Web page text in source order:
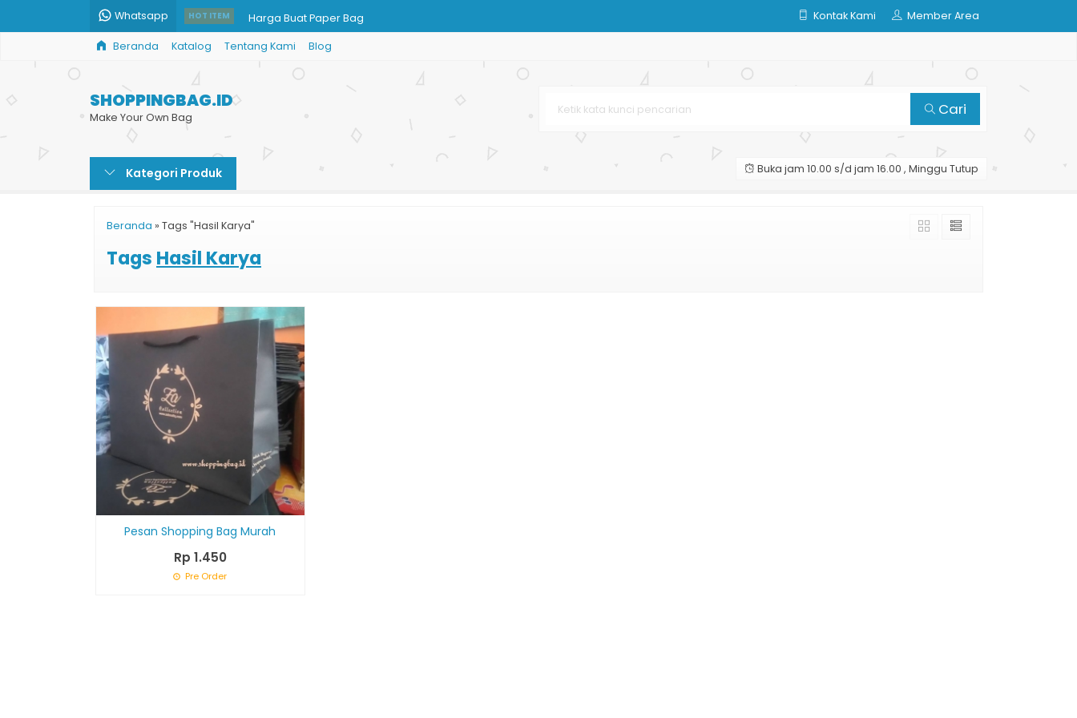
Whatsapp HOT ITEM Harga Buat Paper Bag
Harga Paper Bag Coklat
Jual Paper Bag Terdekat
Paper Bag Fashion Jimski
Paper Bag Takeaway
Kontak Kami Member Area
Beranda Katalog Tentang Kami Blog
SHOPPINGBAG.ID
Make Your Own Bag Cari
Kategori Produk Buka jam 10.00 s/d jam 16.00 , Minggu Tutup
Beranda » Tags "Hasil Karya"
Tags Hasil Karya
Pesan Shopping Bag Murah
Rp 1.450
Pre Order